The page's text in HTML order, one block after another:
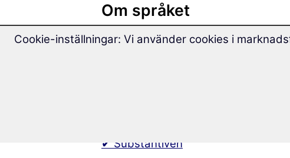
Om språket
🌍 Kroatiska grammatik
✔ Substantiven
Cookie-inställningar: Vi använder cookies i